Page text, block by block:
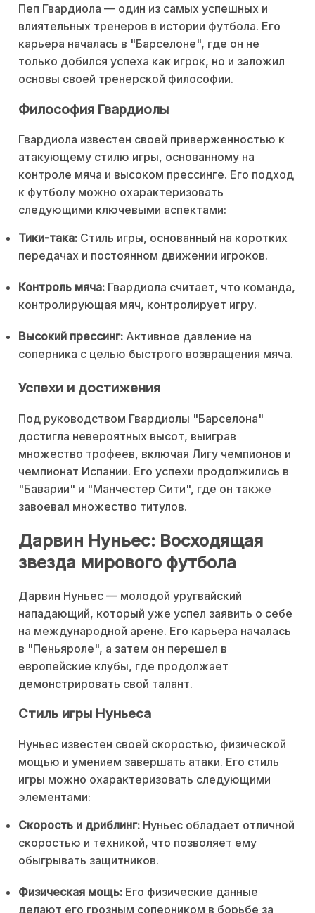
Пеп Гвардиола — один из самых успешных и
влиятельных тренеров в истории футбола. Его
карьера началась в "Барселоне", где он не
только добился успеха как игрок, но и заложил
основы своей тренерской философии.
Философия Гвардиолы
Гвардиола известен своей приверженностью к
атакующему стилю игры, основанному на
контроле мяча и высоком прессинге. Его подход
к футболу можно охарактеризовать
следующими ключевыми аспектами:
Тики-така: Стиль игры, основанный на коротких
передачах и постоянном движении игроков.
Контроль мяча: Гвардиола считает, что команда,
контролирующая мяч, контролирует игру.
Высокий прессинг: Активное давление на
соперника с целью быстрого возвращения мяча.
Успехи и достижения
Под руководством Гвардиолы "Барселона"
достигла невероятных высот, выиграв
множество трофеев, включая Лигу чемпионов и
чемпионат Испании. Его успехи продолжились в
"Баварии" и "Манчестер Сити", где он также
завоевал множество титулов.
Дарвин Нуньес: Восходящая
звезда мирового футбола
Дарвин Нуньес — молодой уругвайский
нападающий, который уже успел заявить о себе
на международной арене. Его карьера началась
в "Пеньяроле", а затем он перешел в
европейские клубы, где продолжает
демонстрировать свой талант.
Стиль игры Нуньеса
Нуньес известен своей скоростью, физической
мощью и умением завершать атаки. Его стиль
игры можно охарактеризовать следующими
элементами:
Скорость и дриблинг: Нуньес обладает отличной
скоростью и техникой, что позволяет ему
обыгрывать защитников.
Физическая мощь: Его физические данные
делают его грозным соперником в борьбе за